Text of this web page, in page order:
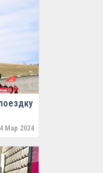
Мар 2024